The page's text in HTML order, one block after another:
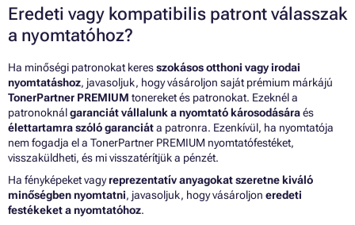
Eredeti vagy kompatibilis patront válasszak
a nyomtatóhoz?
Ha minőségi patronokat keresszokásos otthoni vagy irodai
nyomtatáshoz, javasoljuk, hogy vásároljon saját prémium márkájú
TonerPartner PREMIUM tonereket és patronokat. Ezeknél a
patronoknálgaranciát vállalunk a nyomtató károsodásáraés
élettartamra szóló garanciáta patronra. Ezenkívül, ha nyomtatója
nem fogadja el a TonerPartner PREMIUM nyomtatófestéket,
visszaküldheti, és mi visszatérítjük a pénzét.
Ha fényképeket vagyreprezentatív anyagokat szeretne kiváló
minőségben nyomtatni, javasoljuk, hogy vásároljon eredeti
festékeket a nyomtatóhoz.